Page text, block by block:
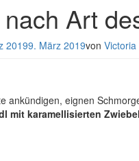
Art
20199. März 2019von
ankündigen, eignen
mit karamellisierten